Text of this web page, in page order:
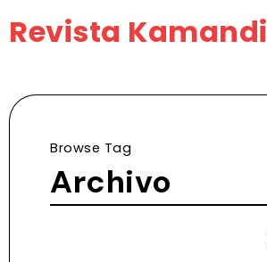
Revista Kamandi
Browse Tag
Archivo